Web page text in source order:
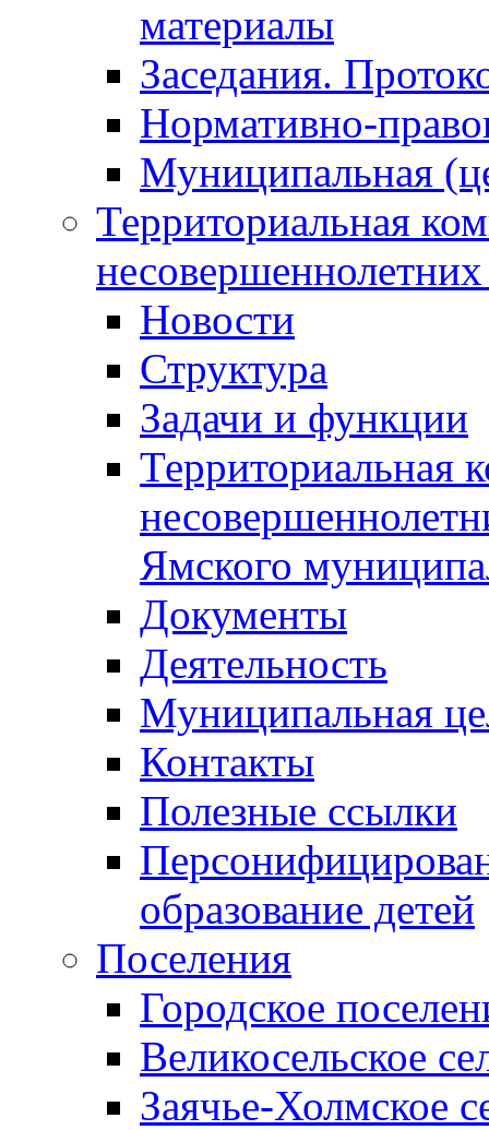
материалы
Заседания.
Нормативно-
Муниципальная
Территориальная
Новости
Структура
Задачи и функции
Территориальная
Ямского
Документы
Деятельность
Муниципальная
Контакты
Полезные ссылки
образование детей
Поселения
Городское
Великосельское
Заячье-Холмское